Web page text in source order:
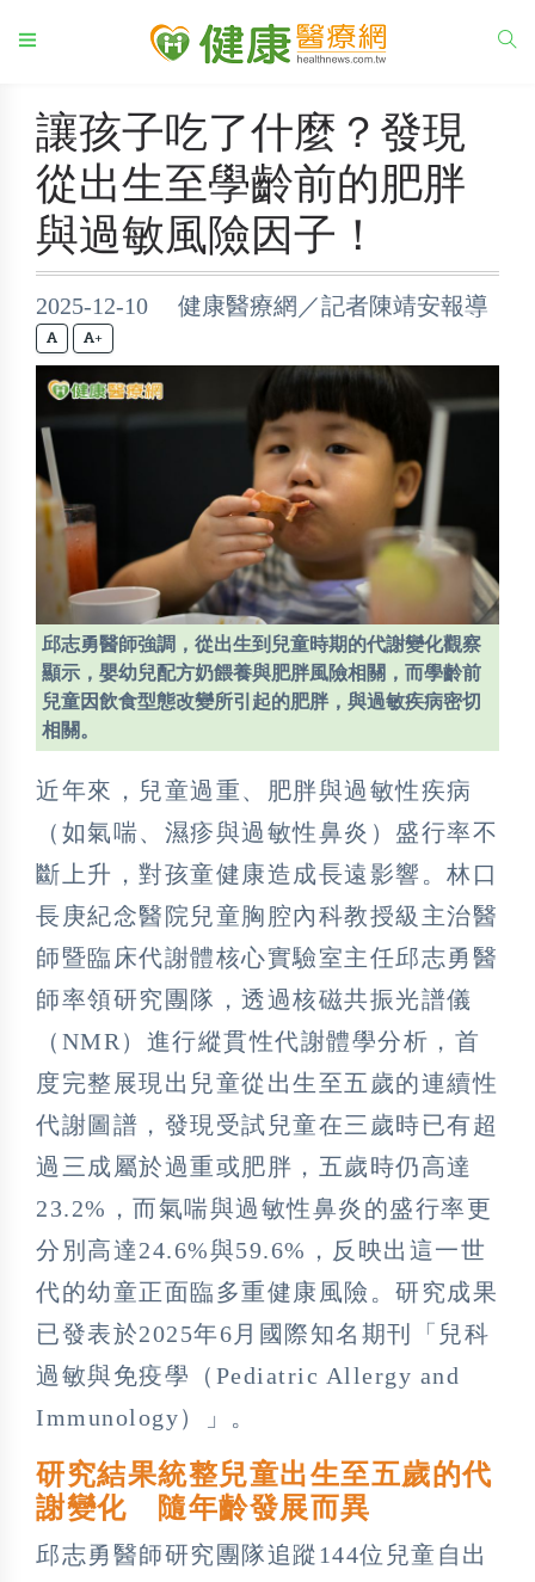
讓孩子吃了什麼？發現
從出生至學齡前的肥胖
與過敏風險因子！
2025-12-10 健康醫療網／記者陳靖安報導
+
邱志勇醫師強調，從出生到兒童時期的代謝變化觀察
顯示，嬰幼兒配方奶餵養與肥胖風險相關，而學齡前
兒童因飲食型態改變所引起的肥胖，與過敏疾病密切
相關。
近年來，兒童過重、肥胖與過敏性疾病
（如氣喘、濕疹與過敏性鼻炎）盛行率不
斷上升，對孩童健康造成長遠影響。林口
長庚紀念醫院兒童胸腔內科教授級主治醫
師暨臨床代謝體核心實驗室主任邱志勇醫
師率領研究團隊，透過核磁共振光譜儀
（NMR）進行縱貫性代謝體學分析，首
度完整展現出兒童從出生至五歲的連續性
代謝圖譜，發現受試兒童在三歲時已有超
過三成屬於過重或肥胖，五歲時仍高達
23.2%，而氣喘與過敏性鼻炎的盛行率更
分別高達24.6%與59.6%，反映出這一世
代的幼童正面臨多重健康風險。研究成果
已發表於2025年6月國際知名期刊「兒科
過敏與免疫學（Pediatric Allergy and
Immunology）」。
研究結果統整兒童出生至五歲的代
謝變化 隨年齡發展而異
邱志勇醫師研究團隊追蹤144位兒童自出